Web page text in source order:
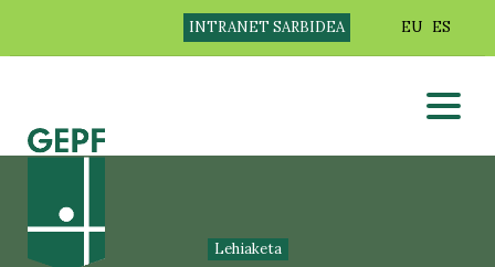
INTRANET SARBIDEA EU ES
Lehiaketa